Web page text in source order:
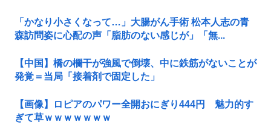
「かなり小さくなって…」大腸がん手術 松本人志の青
森訪問姿に心配の声「脂肪のない感じが」「無...
【中国】橋の欄干が強風で倒壊、中に鉄筋がないことが
発覚＝当局「接着剤で固定した」
【画像】ロピアのパワー全開おにぎり444円 魅力的す
ぎて草ｗｗｗｗｗｗｗ